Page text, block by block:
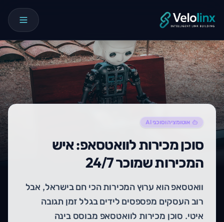
אוטומציה וסוכני AI
סוכן מכירות לוואטסאפ: איש
המכירות שמוכר 24/7
וואטסאפ הוא ערוץ המכירות הכי חם בישראל, אבל
רוב העסקים מפספסים לידים בגלל זמן תגובה
איטי. סוכן מכירות לוואטסאפ מבוסס בינה